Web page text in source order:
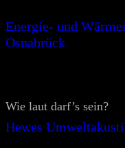
Energie- und
Osnabrück
Wie laut darf’s sein?
Hewes